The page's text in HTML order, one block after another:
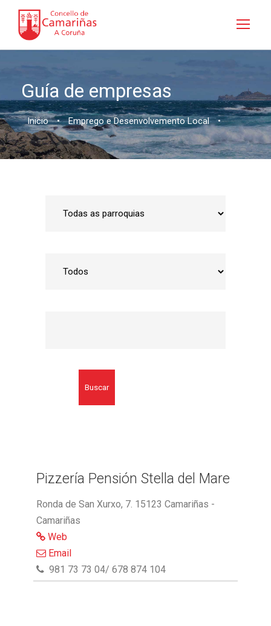
Guía de empresas
Inicio • Emprego e Desenvolvemento Local •
Buscar
Pizzería Pensión Stella del Mare
Ronda de San Xurxo, 7. 15123 Camariñas -
Camariñas
Web
Email
981 73 73 04/ 678 874 104